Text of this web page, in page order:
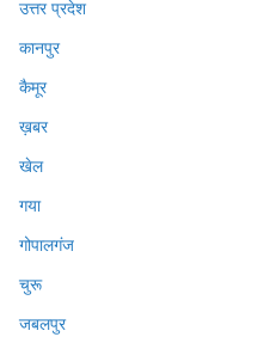
उत्तर प्रदेश
कानपुर
कैमूर
ख़बर
खेल
गया
गोपालगंज
चुरू
जबलपुर